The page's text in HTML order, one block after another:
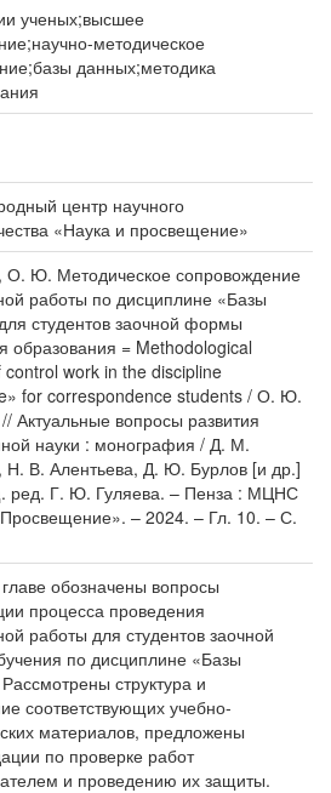
ученых;высшее
методическое
данных;методика
центр научного
«Наука и просвещение»
О. Ю. Методическое сопровождение
работы по дисциплине «Базы
студентов заочной формы
образования = Methodological
work in the discipline
for correspondence students / О. Ю.
Актуальные вопросы развития
науки : монография / Д. М.
Н. В. Алентьева, Д. Ю. Бурлов [и др.]
ред. Г. Ю. Гуляева. – Пенза : МЦНС
– 2024. – Гл. 10. – С.
обозначены вопросы
процесса проведения
работы для студентов заочной
по дисциплине «Базы
структура и
соответствующих учебно-
материалов, предложены
по проверке работ
и проведению их защиты.